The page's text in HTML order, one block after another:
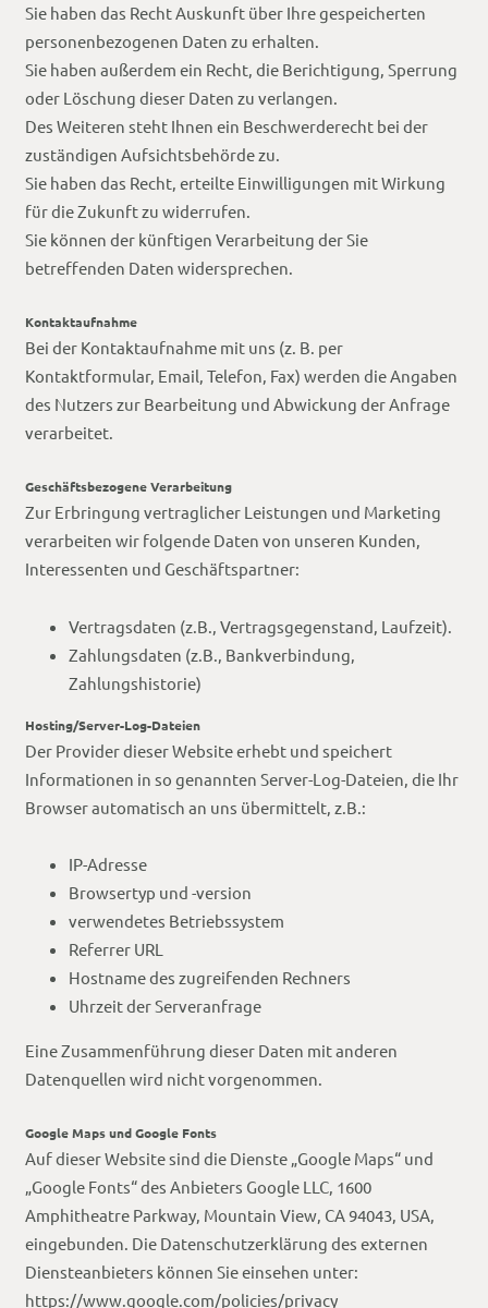
Sie haben das Recht Auskunft über Ihre gespeicherten
personenbezogenen Daten zu erhalten.
Sie haben außerdem ein Recht, die Berichtigung, Sperrung
oder Löschung dieser Daten zu verlangen.
Des Weiteren steht Ihnen ein Beschwerderecht bei der
zuständigen Aufsichtsbehörde zu.
Sie haben das Recht, erteilte Einwilligungen mit Wirkung
für die Zukunft zu widerrufen.
Sie können der künftigen Verarbeitung der Sie
betreffenden Daten widersprechen.
Kontaktaufnahme
Bei der Kontaktaufnahme mit uns (z. B. per
Kontaktformular, Email, Telefon, Fax) werden die Angaben
des Nutzers zur Bearbeitung und Abwickung der Anfrage
verarbeitet.
Geschäftsbezogene Verarbeitung
Zur Erbringung vertraglicher Leistungen und Marketing
verarbeiten wir folgende Daten von unseren Kunden,
Interessenten und Geschäftspartner:
Vertragsdaten (z.B., Vertragsgegenstand, Laufzeit).
Zahlungsdaten (z.B., Bankverbindung,
Zahlungshistorie)
Hosting/Server-Log-Dateien
Der Provider dieser Website erhebt und speichert
Informationen in so genannten Server-Log-Dateien, die Ihr
Browser automatisch an uns übermittelt, z.B.:
IP-Adresse
Browsertyp und -version
verwendetes Betriebssystem
Referrer URL
Hostname des zugreifenden Rechners
Uhrzeit der Serveranfrage
Eine Zusammenführung dieser Daten mit anderen
Datenquellen wird nicht vorgenommen.
Google Maps und Google Fonts
Auf dieser Website sind die Dienste „Google Maps“ und
„Google Fonts“ des Anbieters Google LLC, 1600
Amphitheatre Parkway, Mountain View, CA 94043, USA,
eingebunden. Die Datenschutzerklärung des externen
Diensteanbieters können Sie einsehen unter:
https://www.google.com/policies/privacy